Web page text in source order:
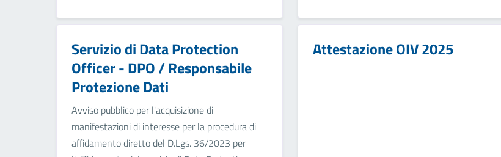
Servizio di Data Protection
Officer - DPO / Responsabile
Protezione Dati
Avviso pubblico per l'acquisizione di
manifestazioni di interesse per la procedura di
affidamento diretto del D.Lgs. 36/2023 per
Attestazione OIV 2025